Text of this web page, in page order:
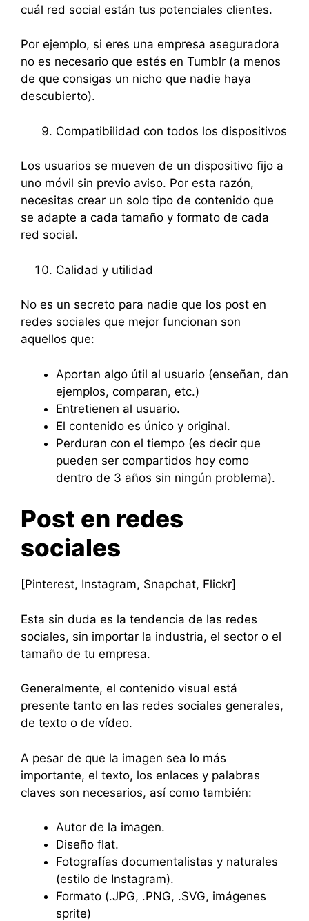
cuál red social están tus potenciales clientes.
Por ejemplo, si eres una empresa aseguradora
no es necesario que estés en Tumblr (a menos
de que consigas un nicho que nadie haya
descubierto).
Compatibilidad con todos los dispositivos
Los usuarios se mueven de un dispositivo fijo a
uno móvil sin previo aviso. Por esta razón,
necesitas crear un solo tipo de contenido que
se adapte a cada tamaño y formato de cada
red social.
Calidad y utilidad
No es un secreto para nadie que los post en
redes sociales que mejor funcionan son
aquellos que:
Aportan algo útil al usuario (enseñan, dan
ejemplos, comparan, etc.)
Entretienen al usuario.
El contenido es único y original.
Perduran con el tiempo (es decir que
pueden ser compartidos hoy como
dentro de 3 años sin ningún problema).
Post en redes
sociales
[Pinterest, Instagram, Snapchat, Flickr]
Esta sin duda es la tendencia de las redes
sociales, sin importar la industria, el sector o el
tamaño de tu empresa.
Generalmente, el contenido visual está
presente tanto en las redes sociales generales,
de texto o de vídeo.
A pesar de que la imagen sea lo más
importante, el texto, los enlaces y palabras
claves son necesarios, así como también:
Autor de la imagen.
Diseño flat.
Fotografías documentalistas y naturales
(estilo de Instagram).
Formato (.JPG, .PNG, .SVG, imágenes
sprite)